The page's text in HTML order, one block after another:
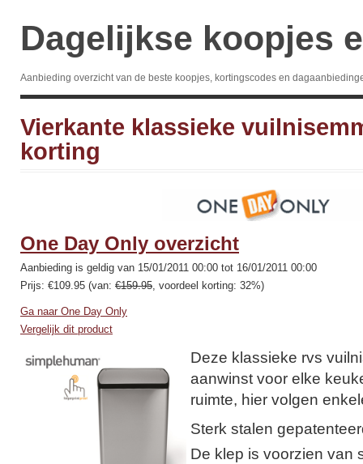
Dagelijkse koopjes
Aanbieding overzicht van de beste koopjes, kortingscodes en
Vierkante klassieke
korting
One Day Only overzicht
Aanbieding is geldig van 15/01/2011 00:00 tot 16/01/2011 00:00
Prijs: €109.95 (van: €159.95, voordeel korting: 32%)
Ga naar One Day Only
Vergelijk dit product
Deze klassieke rvs
aanwinst voor elke
ruimte, hier volgen
Sterk stalen
De klep is voorzien van